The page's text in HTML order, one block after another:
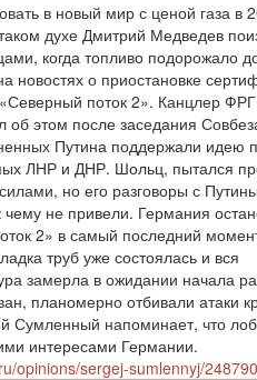
в новый мир с ценой газа в
духе Дмитрий Медведев
когда топливо подорожало
новостях о приостановке
«Северный поток 2». Канцлер
об этом после заседания
Путина поддержали идею
ЛНР и ДНР. Шольц, пытался
но его разговоры с
чему не привели. Германия
2» в самый последний
труб уже состоялась и вся
замерла в ожидании начала
планомерно отбивали атаки
Сумленный напоминает, что
интересами Германии.
opinions/sergej-sumlennyj/248790